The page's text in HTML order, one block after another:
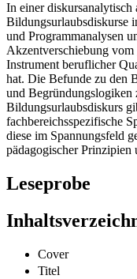
In einer diskursanalytisch
Bildungsurlaubsdiskurse
und Programmanalysen
Akzentverschiebung
Instrument beruflicher
hat. Die Befunde zu den
und Begründungslogiken
Bildungsurlaubsdiskurs
fachbereichsspezifische
diese im Spannungsfeld
pädagogischer
Leseprobe
Cover
Titel